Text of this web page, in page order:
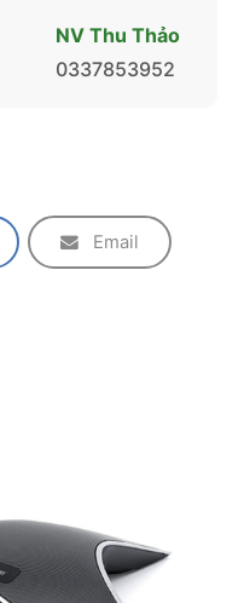
NV Thu Thảo
0337853952
Email